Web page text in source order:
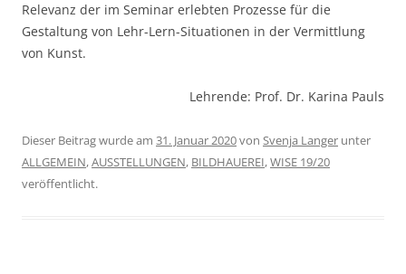
Relevanz der im Seminar erlebten Prozesse für die
Gestaltung von Lehr-Lern-Situationen in der Vermittlung
von Kunst.
Lehrende: Prof. Dr. Karina Pauls
Dieser Beitrag wurde am 31. Januar 2020von Svenja Langer unter
ALLGEMEIN,AUSSTELLUNGEN, BILDHAUEREI,WISE 19/20
veröffentlicht.